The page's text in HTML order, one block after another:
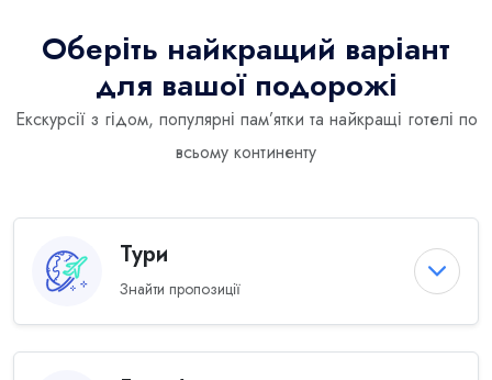
Оберіть найкращий варіант
для вашої подорожі
Екскурсії з гідом, популярні пам’ятки та найкращі готелі по
всьому континенту
Тури
Знайти пропозиції